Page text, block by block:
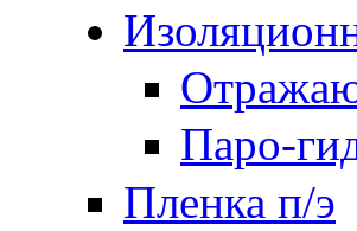
Паро-
Пленка п/э